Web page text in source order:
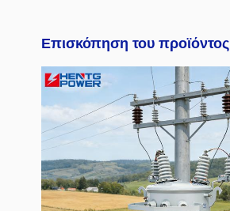
Επισκόπηση του προϊόντος